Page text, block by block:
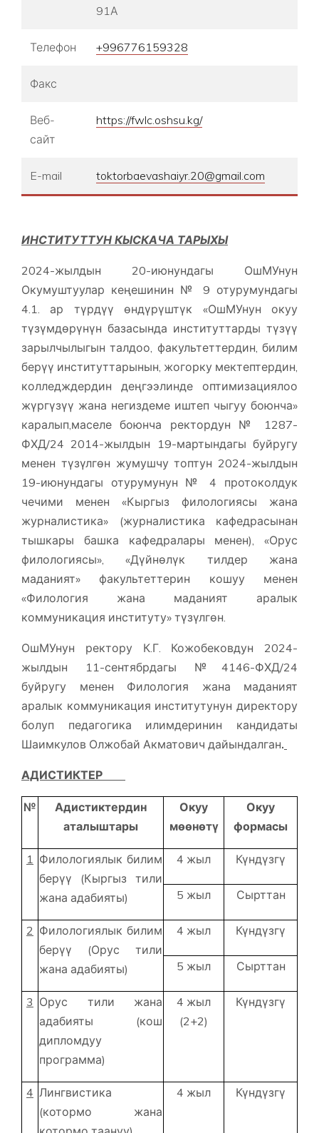
91А
Телефон +996776159328
Факс
Веб-
сайт
https://fwlc.oshsu.kg/
E-mail toktorbaevashaiyr.20@gmail.com
ИНСТИТУТТУН КЫСКАЧА ТАРЫХЫ
2024-жылдын 20-июнундагы ОшМУнун
Окумуштуулар кеңешинин № 9 отурумундагы
4.1. ар түрдүү өндүрүштүк «ОшМУнун окуу
түзүмдөрүнүн базасында институттарды түзүү
зарылчылыгын талдоо, факультеттердин, билим
берүү институттарынын, жогорку мектептердин,
колледждердин деңгээлинде оптимизациялоо
жүргүзүү жана негиздеме иштеп чыгуу боюнча»
каралып,маселе боюнча ректордун № 1287-
ФХД/24 2014-жылдын 19-мартындагы буйругу
менен түзүлгөн жумушчу топтун 2024-жылдын
19-июнундагы отурумунун № 4 протоколдук
чечими менен «Кыргыз филологиясы жана
журналистика» (журналистика кафедрасынан
тышкары башка кафедралары менен), «Орус
филологиясы», «Дүйнөлүк тилдер жана
маданият» факультеттерин кошуу менен
«Филология жана маданият аралык
коммуникация институту» түзүлгөн.
ОшМУнун ректору К.Г. Кожобековдун 2024-
жылдын 11-сентябрдагы №4146-ФХД/24
буйругу менен Филология жана маданият
аралык коммуникация институтунун директору
болуп педагогика илимдеринин кандидаты
Шаимкулов Олжобай Акматович дайындалган.
АДИСТИКТЕР
№
Адистиктердин
аталыштары
Окуу
мөөнөтү
Окуу
формасы
1 Филологиялык билим
берүү (Кыргыз тили
жана адабияты)
4 жыл Күндүзгү
5 жыл Сырттан
2 Филологиялык билим
берүү (Орус тили
жана адабияты)
4 жыл Күндүзгү
5 жыл Сырттан
3 Орус тили жана
адабияты (кош
дипломдуу
программа)
4 жыл
(2+2)
Күндүзгү
4 Лингвистика
(котормо жана
4 жыл Күндүзгү